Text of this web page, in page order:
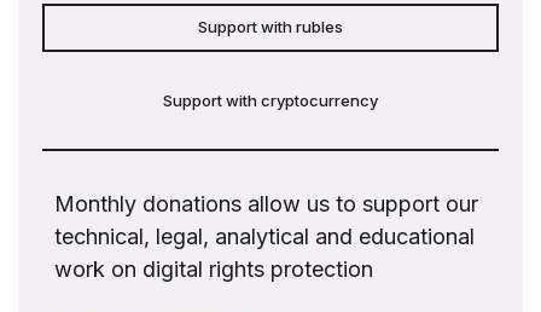
Support with rubles
Support with cryptocurrency
Monthly donations allow us to support our
technical, legal, analytical and educational
work on digital rights protection